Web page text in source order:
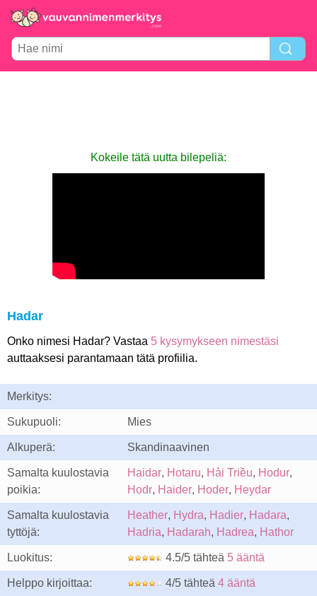
Kokeile tätä uutta bilepeliä:
Hadar
Onko nimesi Hadar? Vastaa 5 kysymykseen nimestäsi
auttaaksesi parantamaan tätä profiilia.
Merkitys:
Sukupuoli: Mies
Alkuperä: Skandinaavinen
Samalta kuulostavia
poikia:
Haidar, Hotaru, Hải Triều, Hodur,
Hodr, Haider, Hoder, Heydar
Samalta kuulostavia
tyttöjä:
Heather, Hydra, Hadier, Hadara,
Hadria, Hadarah, Hadrea, Hathor
Luokitus: 4.5/5 tähteä 5 ääntä
Helppo kirjoittaa: 4/5 tähteä 4 ääntä